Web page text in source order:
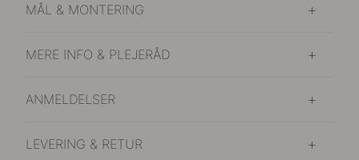
MÅL & MONTERING
MERE INFO & PLEJERÅD
ANMELDELSER
LEVERING & RETUR